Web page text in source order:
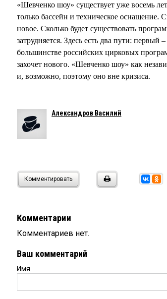
«Шевченко шоу» существует уже восемь
только бассейн и техническое
новое. Сколько будет существовать
затрудняется. Здесь есть два пути: первый
большинстве российских цирковых
захочет нового. «Шевченко шоу» как
и, возможно, поэтому оно вне кризиса.
Александров Василий
Комментировать
Комментарии
Комментариев нет.
Ваш комментарий
Имя